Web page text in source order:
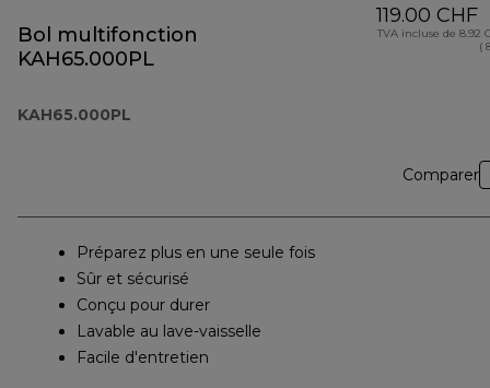
Bol multifonction
KAH65.000PL
KAH65.000PL
119.00 CHF
TVA incluse de 8.92
(
Comparer
Préparez plus en une seule fois
Sûr et sécurisé
Conçu pour durer
Lavable au lave-vaisselle
Facile d'entretien